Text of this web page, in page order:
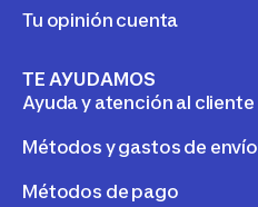
Tu opinión cuenta
TE AYUDAMOS
Ayuda y atención al cliente
Métodos y gastos de envío
Métodos de pago